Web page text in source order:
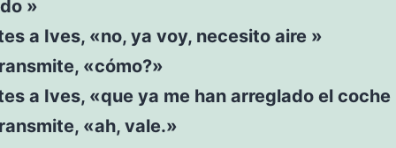
»
a Ives, «no, ya voy, necesito aire »
«cómo?»
a Ives, «que ya me han arreglado el coche
«ah, vale.»